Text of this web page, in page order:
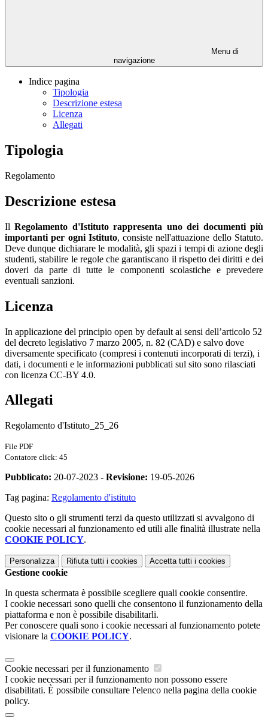
Menu di
navigazione
Indice pagina
Tipologia
Descrizione estesa
Licenza
Allegati
Tipologia
Regolamento
Descrizione estesa
IlRegolamento d'Istituto rappresenta uno dei documenti più
importanti per ogni Istituto, consiste nell'attuazione dello Statuto.
Deve dunque dichiarare le modalità, gli spazi i tempi di azione degli
studenti, stabilire le regole che garantiscano il rispetto dei diritti e dei
doveri da parte di tutte le componenti scolastiche e prevedere
eventuali sanzioni.
Licenza
In applicazione del principio open by default ai sensi dell’articolo 52
del decreto legislativo 7 marzo 2005, n. 82 (CAD) e salvo dove
diversamente specificato (compresi i contenuti incorporati di terzi), i
dati, i documenti e le informazioni pubblicati sul sito sono rilasciati
con licenza CC-BY 4.0.
Allegati
Regolamento d'Istituto_25_26
File PDF
Contatore click: 45
Pubblicato: 20-07-2023 - Revisione: 19-05-2026
Tag pagina: Regolamento d'istituto
Questo sito o gli strumenti terzi da questo utilizzati si avvalgono di
cookie necessari al funzionamento ed utili alle finalità illustrate nella
COOKIE POLICY.
Personalizza Rifiuta tutti i cookies Accetta tutti i cookies
Gestione cookie
In questa schermata è possibile scegliere quali cookie consentire.
I cookie necessari sono quelli che consentono il funzionamento della
piattaforma e non è possibile disabilitarli.
Per conoscere quali sono i cookie necessari al funzionamento potete
visionare la COOKIE POLICY.
Cookie necessari per il funzionamento
I cookie necessari per il funzionamento non possono essere
disabilitati. È possibile consultare l'elenco nella pagina della cookie
policy.